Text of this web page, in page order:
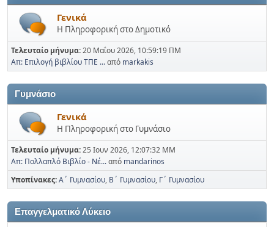
Γενικά
Η Πληροφορική στο Δημοτικό
Τελευταίο μήνυμα:20 Μαΐου 2026, 10:59:19 ΠΜ
Απ: Επιλογή βιβλίου ΤΠΕ ...από markakis
Γυμνάσιο
Γενικά
Η Πληροφορική στο Γυμνάσιο
Τελευταίο μήνυμα:25 Ιουν 2026, 12:07:32 ΜΜ
Απ: Πολλαπλό Βιβλίο - Νέ...από mandarinos
Υποπίνακες Α΄ Γυμνασίου Β΄ Γυμνασίου Γ΄ Γυμνασίου
Επαγγελματικό Λύκειο